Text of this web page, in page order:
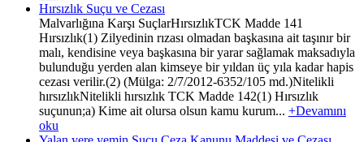
Hırsızlık Suçu ve Cezası
Malvarlığına Karşı SuçlarHırsızlıkTCK Madde 141
Hırsızlık(1) Zilyedinin rızası olmadan başkasına ait taşınır bir
malı, kendisine veya başkasına bir yarar sağlamak maksadıyla
bulunduğu yerden alan kimseye bir yıldan üç yıla kadar hapis
cezası verilir.(2) (Mülga: 2/7/2012-6352/105 md.)Nitelikli
hırsızlıkNitelikli hırsızlık TCK Madde 142(1) Hırsızlık
suçunun;a) Kime ait olursa olsun kamu kurum... +Devamını
oku